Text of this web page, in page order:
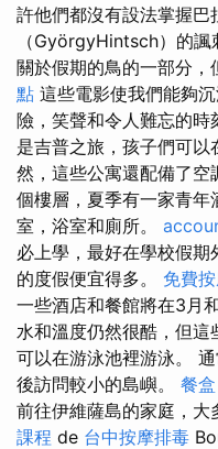
許他們都沒有設法掌握巴
（GyörgyHintsch）的諷
關於假期的鳥的一部分，
點 這些電影使我們能夠
險，笑聲和令人難忘的
是吉普之旅，孩子們可以
然，這些公寓還配備了
個樓層，夏季有一家青年
室，浴室和廁所。
必上學，最好在學校假
的度假便宜得多。 免費
一些酒店和餐館將在3月
水和溫度仍然很酷，但這
可以在游泳池裡游泳。
後訪問較小的島嶼。 餐盒
前往伊維薩島的家庭，大
課程 de 台中按摩排毒